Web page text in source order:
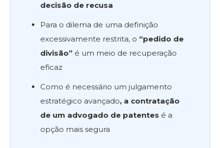
decisão de recusa
Para o dilema de uma definição
excessivamente restrita, o “pedido de
divisão” é um meio de recuperação
eficaz
Como é necessário um julgamento
estratégico avançado, a contratação
de um advogado de patentes é a
opção mais segura